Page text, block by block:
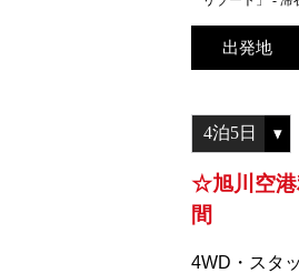
出発地
☆旭川空港
間
4WD・スタ